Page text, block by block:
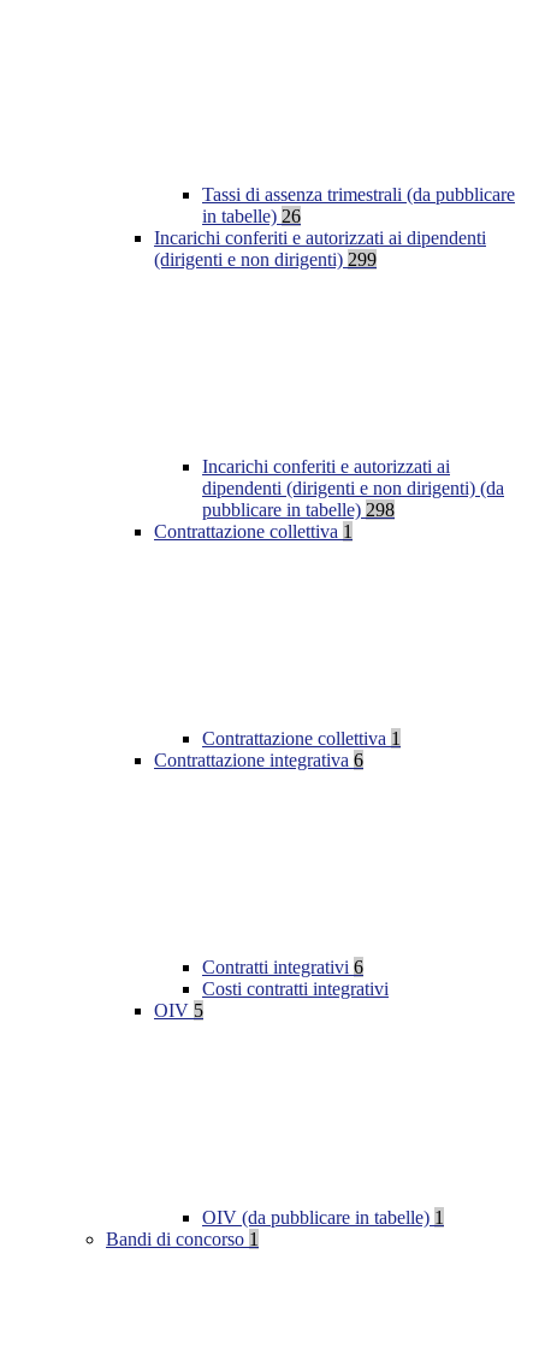
Tassi di assenza trimestrali (da pubblicare
in tabelle) 26
Incarichi conferiti e autorizzati ai dipendenti
(dirigenti e non dirigenti) 299
Incarichi conferiti e autorizzati ai
dipendenti (dirigenti e non dirigenti) (da
pubblicare in tabelle) 298
Contrattazione collettiva 1
Contrattazione collettiva 1
Contrattazione integrativa 6
Contratti integrativi 6
Costi contratti integrativi
OIV 5
OIV (da pubblicare in tabelle) 1
Bandi di concorso 1